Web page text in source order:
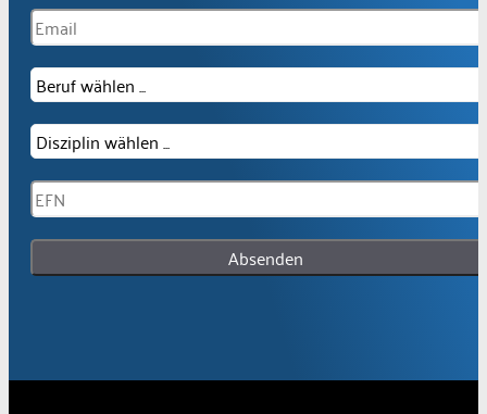
Absenden